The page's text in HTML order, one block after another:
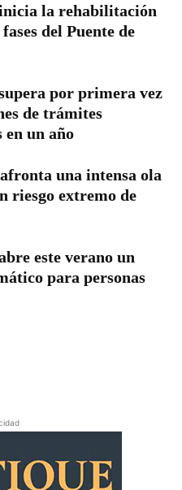
la rehabilitación
del Puente de
por primera vez
de trámites
en un año
una intensa ola
riesgo extremo de
este verano un
para personas